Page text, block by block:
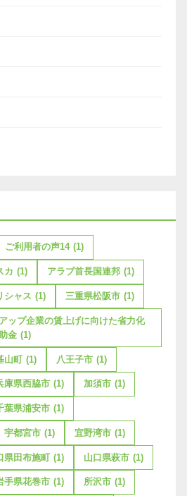
ご利用者の声14 (1)
カ (1) アラブ首長国連邦 (1)
シャス (1) 三重県松阪市 (1)
ップ企業の賃上げに向けた省力化
金 (1)
山町 (1) 八王子市 (1)
庫県西脇市 (1) 加須市 (1)
葉県浦安市 (1)
宇都宮市 (1) 宜野湾市 (1)
県田布施町 (1) 山口県萩市 (1)
手県花巻市 (1) 所沢市 (1)